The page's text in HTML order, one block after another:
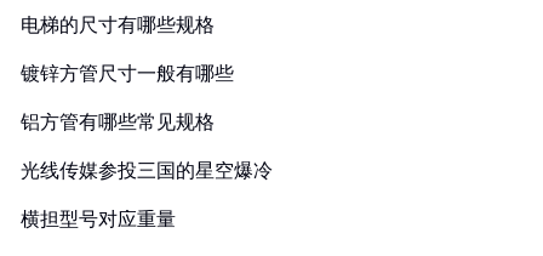
电梯的尺寸有哪些规格
镀锌方管尺寸一般有哪些
铝方管有哪些常见规格
光线传媒参投三国的星空爆冷
横担型号对应重量